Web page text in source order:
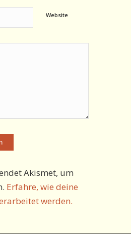
Website
Akismet, um
Erfahre, wie deine
werden.